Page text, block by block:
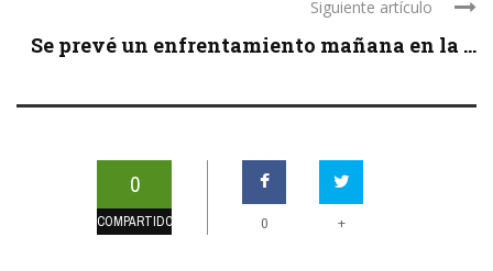
Siguiente artículo
Se prevé un enfrentamiento mañana en la ...
0
COMPARTIDOS 0 +